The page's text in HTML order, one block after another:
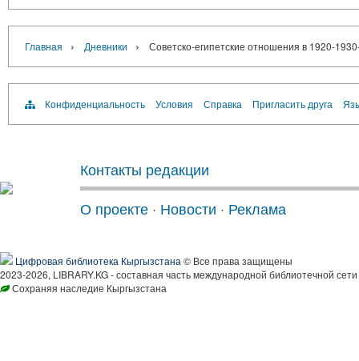
Главная › Дневники › Советско-египетские отношения в 1920-1930-
Конфиденциальность Условия Справка Пригласить друга
Контакты редакции
О проекте · Новости · Реклама
Цифровая библиотека Кыргызстана © Все права защищены
2023-2026, LIBRARY.KG - составная часть международной библиотечной
Сохраняя наследие Кыргызстана